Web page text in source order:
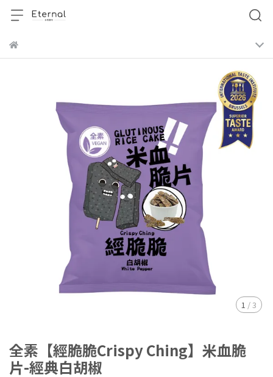
1 /3
全素【經脆脆Crispy Ching】米血脆
片-經典白胡椒